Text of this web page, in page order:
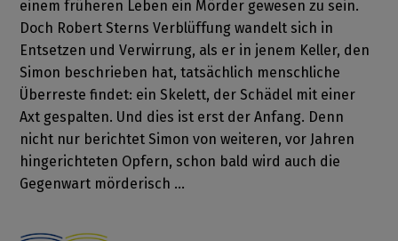
einem früheren Leben ein Mörder gewesen zu sein.
Doch Robert Sterns Verblüffung wandelt sich in
Entsetzen und Verwirrung, als er in jenem Keller, den
Simon beschrieben hat, tatsächlich menschliche
Überreste findet: ein Skelett, der Schädel mit einer
Axt gespalten. Und dies ist erst der Anfang. Denn
nicht nur berichtet Simon von weiteren, vor Jahren
hingerichteten Opfern, schon bald wird auch die
Gegenwart mörderisch ...